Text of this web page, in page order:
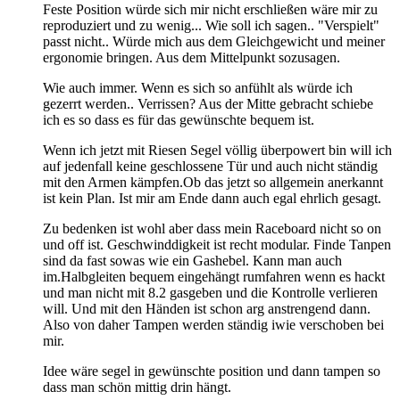
Feste Position würde sich mir nicht erschließen wäre mir zu
reproduziert und zu wenig... Wie soll ich sagen.. "Verspielt"
passt nicht.. Würde mich aus dem Gleichgewicht und meiner
ergonomie bringen. Aus dem Mittelpunkt sozusagen.
Wie auch immer. Wenn es sich so anfühlt als würde ich
gezerrt werden.. Verrissen? Aus der Mitte gebracht schiebe
ich es so dass es für das gewünschte bequem ist.
Wenn ich jetzt mit Riesen Segel völlig überpowert bin will ich
auf jedenfall keine geschlossene Tür und auch nicht ständig
mit den Armen kämpfen.Ob das jetzt so allgemein anerkannt
ist kein Plan. Ist mir am Ende dann auch egal ehrlich gesagt.
Zu bedenken ist wohl aber dass mein Raceboard nicht so on
und off ist. Geschwinddigkeit ist recht modular. Finde Tanpen
sind da fast sowas wie ein Gashebel. Kann man auch
im.Halbgleiten bequem eingehängt rumfahren wenn es hackt
und man nicht mit 8.2 gasgeben und die Kontrolle verlieren
will. Und mit den Händen ist schon arg anstrengend dann.
Also von daher Tampen werden ständig iwie verschoben bei
mir.
Idee wäre segel in gewünschte position und dann tampen so
dass man schön mittig drin hängt.